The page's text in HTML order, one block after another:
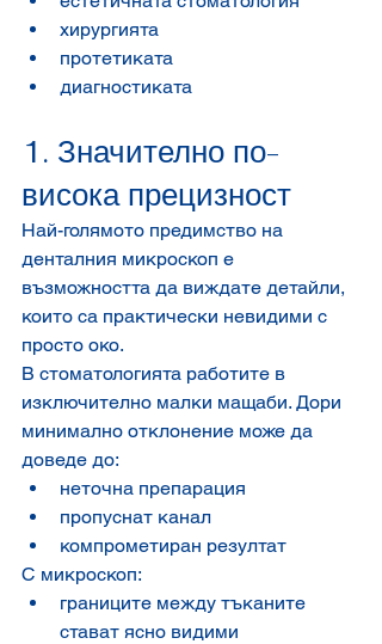
хирургията
протетиката
диагностиката
1. Значително по-
висока прецизност
Най-голямото предимство на
денталния микроскоп е
възможността да виждате детайли,
които са практически невидими с
просто око.
В стоматологията работите в
изключително малки мащаби. Дори
минимално отклонение може да
доведе до:
неточна препарация
пропуснат канал
компрометиран резултат
С микроскоп:
границите между тъканите
стават ясно видими